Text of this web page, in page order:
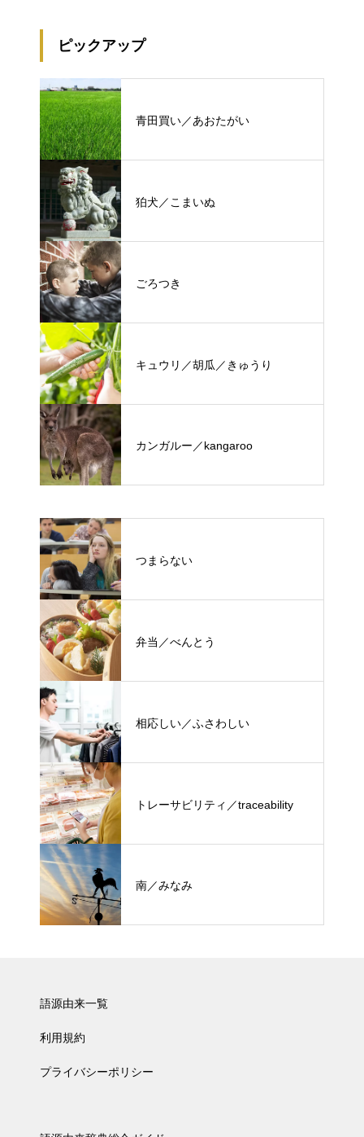
ピックアップ
青田買い／あおたがい
狛犬／こまいぬ
ごろつき
キュウリ／胡瓜／きゅうり
カンガルー／kangaroo
つまらない
弁当／べんとう
相応しい／ふさわしい
トレーサビリティ／traceability
南／みなみ
語源由来一覧
利用規約
プライバシーポリシー